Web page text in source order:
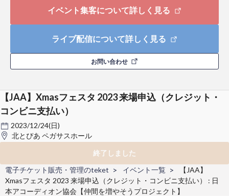
イベント集客について詳しく見る
ライブ配信について詳しく見る
お問い合わせ
【JAA】Xmasフェスタ 2023 来場申込（クレジット・
コンビニ支払い）
2023/12/24(日)
北とぴあ ペガサスホール
終了しました
電子チケット販売・管理のteket
イベント一覧
【JAA】
Xmasフェスタ 2023 来場申込（クレジット・コンビニ支払い） : 日
本アコーディオン協会【仲間を増やそうプロジェクト】